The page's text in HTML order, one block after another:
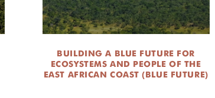
BUILDING A BLUE FUTURE FOR
ECOSYSTEMS AND PEOPLE OF THE
EAST AFRICAN COAST (BLUE FUTURE)